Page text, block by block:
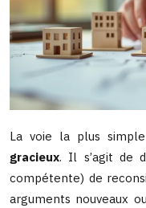
La voie la plus
gracieux. Il s’agit de
compétente) de
arguments nouveaux